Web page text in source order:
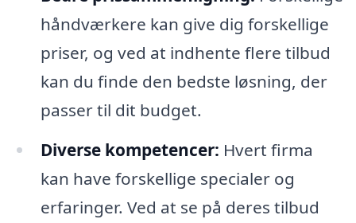
håndværkere kan give dig forskellige
priser, og ved at indhente flere tilbud
kan du finde den bedste løsning, der
passer til dit budget.
Diverse kompetencer: Hvert firma
kan have forskellige specialer og
erfaringer. Ved at se på deres tilbud